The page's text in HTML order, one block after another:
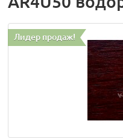
Лидер продаж!